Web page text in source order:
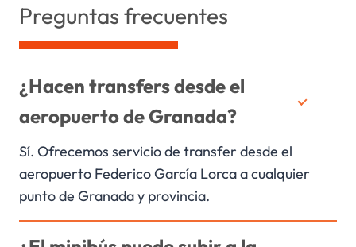
histórico donde los vehículos grandes no pueden
circular. Nuestros minibuses de 16, 19, 22 y 25
plazas llegan al Albaicín, el Sacromonte o el
entorno de la Catedral sin las limitaciones que
tendría un autocar convencional, y siempre con
conductor profesional que conoce la ciudad.
Además de la capital, cubrimos toda la provincia:
cortijos de la Vega de Granada, haciendas de
Almuñécar). Si el grupo necesita desplazarse
Preguntas frecuentes
¿Hacen transfers desde el
aeropuerto de Granada?
Sí. Ofrecemos servicio de transfer desde el
aeropuerto Federico García Lorca a cualquier
punto de Granada y provincia.